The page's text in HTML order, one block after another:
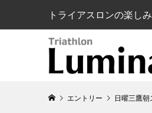
トライアスロンの楽し
エントリー 日曜三鷹